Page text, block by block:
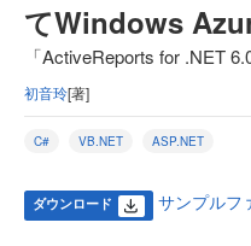
てWindows
「ActiveReports for .NET
初音玲[著]
C# VB.NET ASP.NET
ダウンロード サンプルフ